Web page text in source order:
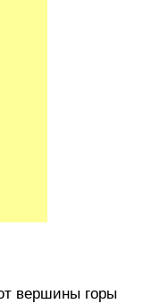
вершины горы